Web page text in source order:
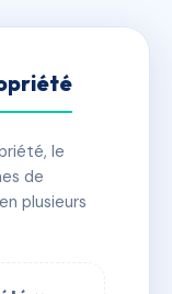
WhatsApp
le
de
plusieurs